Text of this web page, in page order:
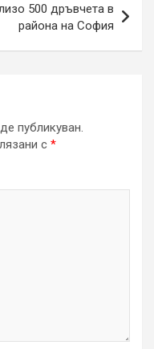
500 дръвчета в
района на София
публикуван.
с *